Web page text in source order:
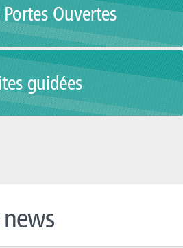
Ouvertes
guidées